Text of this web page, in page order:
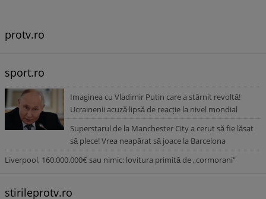
protv.ro
sport.ro
Imaginea cu Vladimir Putin care a stârnit revoltă!
Ucrainenii acuză lipsă de reacție la nivel mondial
Superstarul de la Manchester City a cerut să fie lăsat
să plece! Vrea neapărat să joace la Barcelona
Liverpool, 160.000.000€ sau nimic: lovitura primită de „cormorani”
stirileprotv.ro